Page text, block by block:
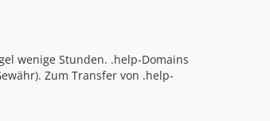
wenige Stunden. .help-Domains
Zum Transfer von .help-